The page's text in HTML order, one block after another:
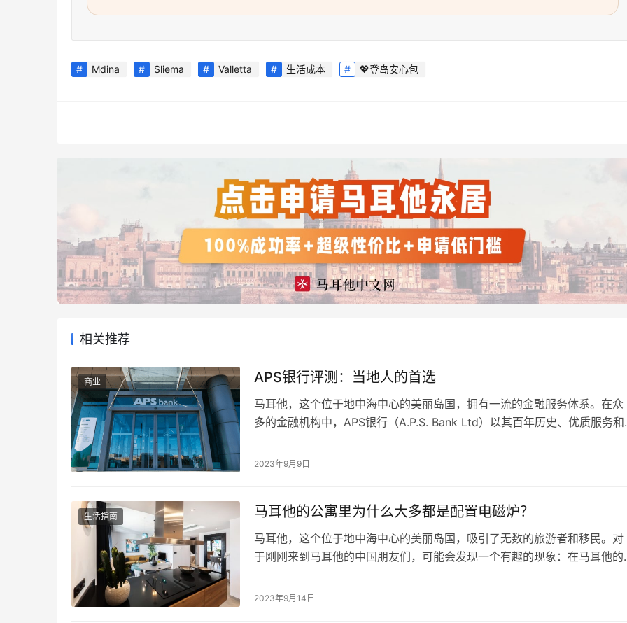
Mdina Sliema Valletta 生活成本 💖登岛安心包
相关推荐
商业 APS银行评测：当地人的首选
马耳他，这个位于地中海中心的美丽岛国，拥有一流的金融服务体系。在众
多的金融机构中，APS银行（A.P.S. Bank Ltd）以其百年历史、优质服务和
邮政储蓄银行服务于马耳他民众。在过去的一百多年里，APS银行逐步扩大
2023年9月9日
生活指南 马耳他的公寓里为什么大多都是配置电磁炉？
马耳他，这个位于地中海中心的美丽岛国，吸引了无数的旅游者和移民。对
于刚刚来到马耳他的中国朋友们，可能会发现一个有趣的现象：在马耳他的
这可能会让一些习惯了使用燃气灶的朋友们产生疑问：电磁炉做饭会不会不
2023年9月14日